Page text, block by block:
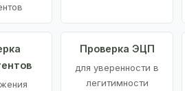
Проверка ЭЦП
для уверенности в
легитимности